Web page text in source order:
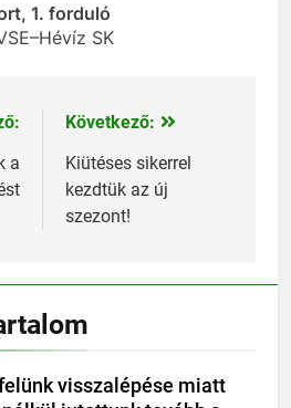
1. forduló
SK
a
Következő:
Kiütéses sikerrel
kezdtük az új
szezont!
visszalépése miatt